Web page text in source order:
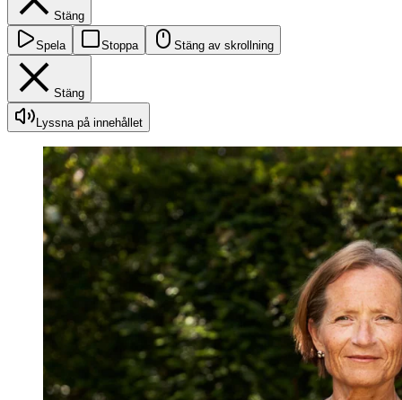
Stäng
Spela Stoppa Stäng av skrollning
Stäng
Lyssna på innehållet